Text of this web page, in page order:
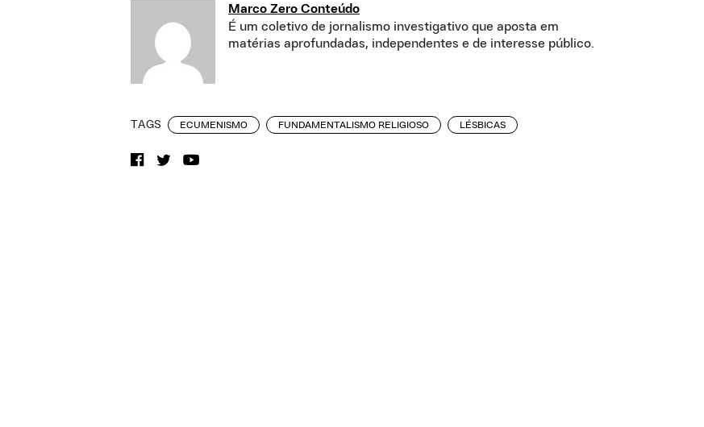
Marco Zero Conteúdo
É um coletivo de jornalismo investigativo que aposta em
matérias aprofundadas, independentes e de interesse público.
TAGS ECUMENISMO FUNDAMENTALISMO RELIGIOSO LÉSBICAS